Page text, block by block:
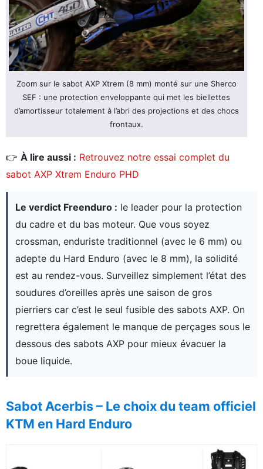
Zoom sur le sabot AXP Xtrem (8 mm) monté sur une Sherco
SEF : une protection enveloppante qui met les biellettes
d’amortisseur totalement à l’abri des projections et des chocs
frontaux.
👉 À lire aussi : Retrouvez notre essai complet du
sabot AXP Xtrem Enduro PHD
Le verdict Freenduro : le leader pour la protection
du cadre et du bas moteur. Que vous soyez
crossman, enduriste traditionnel (avec le 6 mm) ou
adepte du Hard Enduro (avec le 8 mm), la solidité
est au rendez-vous. Surveillez simplement l’état des
soudures d’oreilles après une saison de gros
pierriers car c’est le seul fusible des sabots AXP. On
regrettera également le manque de perçages sous le
dessous des sabots AXP pour mieux évacuer la
boue liquide.
Sabot Acerbis – Le choix du team officiel
KTM en Hard Enduro